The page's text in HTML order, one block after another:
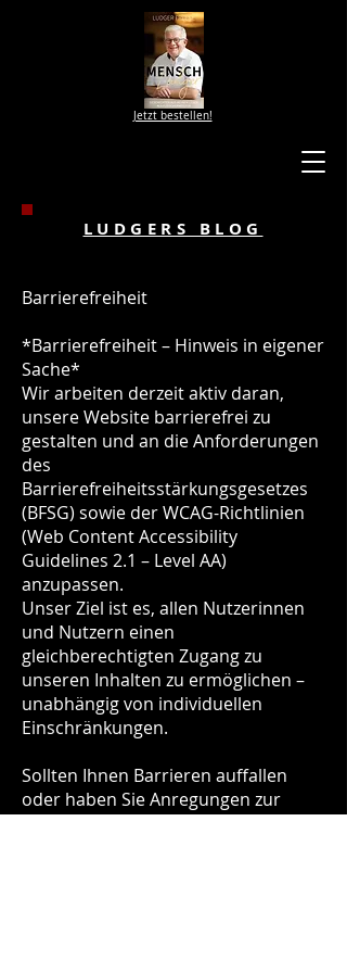
LUDGERS BLOG
Jetzt bestellen!
Barrierefreiheit
*Barrierefreiheit – Hinweis in eigener
Sache*
Wir arbeiten derzeit aktiv daran,
unsere Website barrierefrei zu
gestalten und an die Anforderungen
des
Barrierefreiheitsstärkungsgesetzes
(BFSG) sowie der WCAG-Richtlinien
(Web Content Accessibility
Guidelines 2.1 – Level AA)
anzupassen.
Unser Ziel ist es, allen Nutzerinnen
und Nutzern einen
gleichberechtigten Zugang zu
unseren Inhalten zu ermöglichen –
unabhängig von individuellen
Einschränkungen.
Sollten Ihnen Barrieren auffallen
oder haben Sie Anregungen zur